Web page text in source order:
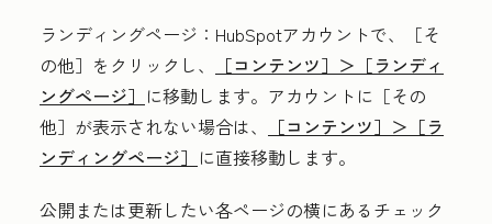
ランディングページ ：HubSpotアカウントで、
［そ
の他］をクリックし、
［コンテンツ］＞ ［ランディ
ングページ］ に移動します。アカウントに ［その
他］が表示されない場合は、
［コンテンツ］＞ ［ラ
ンディングページ］ に直接移動します。
公開または更新したい各ページの横にあるチェック